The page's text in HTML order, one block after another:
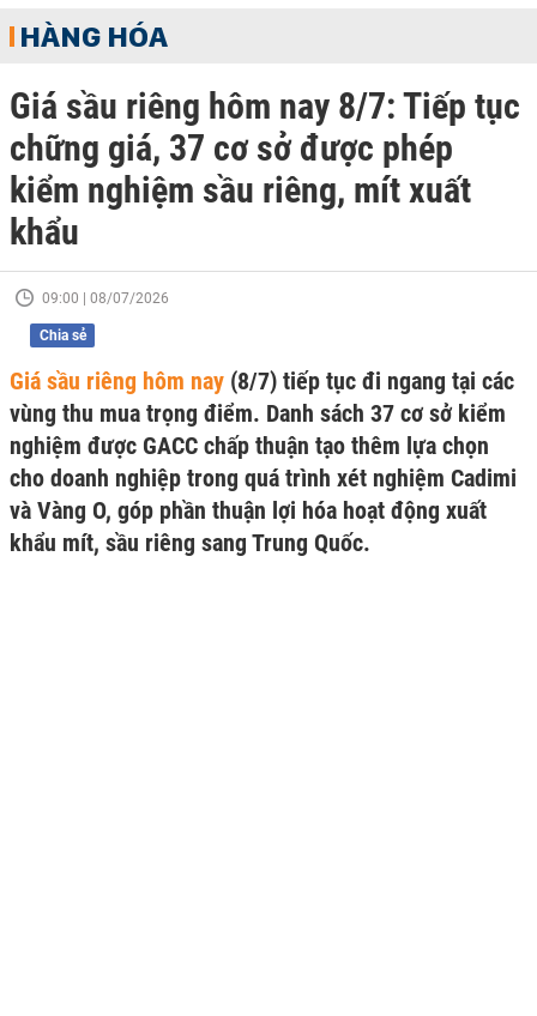
HÀNG HÓA
Giá sầu riêng hôm nay 8/7: Tiếp tục
chững giá, 37 cơ sở được phép
kiểm nghiệm sầu riêng, mít xuất
khẩu
09:00 | 08/07/2026
Chia sẻ
Giá sầu riêng hôm nay (8/7) tiếp tục đi ngang tại các
vùng thu mua trọng điểm. Danh sách 37 cơ sở kiểm
nghiệm được GACC chấp thuận tạo thêm lựa chọn
cho doanh nghiệp trong quá trình xét nghiệm Cadimi
và Vàng O, góp phần thuận lợi hóa hoạt động xuất
khẩu mít, sầu riêng sang Trung Quốc.